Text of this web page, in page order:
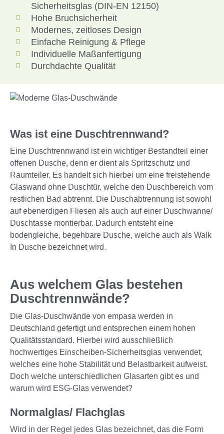
Sicherheitsglas (DIN-EN 12150)
Hohe Bruchsicherheit
Modernes, zeitloses Design
Einfache Reinigung & Pflege
Individuelle Maßanfertigung
Durchdachte Qualität
Was ist eine Duschtrennwand?
Eine Duschtrennwand ist ein wichtiger Bestandteil einer
offenen Dusche, denn er dient als Spritzschutz und
Raumteiler. Es handelt sich hierbei um eine freistehende
Glaswand ohne Duschtür, welche den Duschbereich vom
restlichen Bad abtrennt. Die Duschabtrennung ist sowohl
auf ebenerdigen Fliesen als auch auf einer Duschwanne/
Duschtasse montierbar. Dadurch entsteht eine
bodengleiche, begehbare Dusche, welche auch als Walk
In Dusche bezeichnet wird.
Aus welchem Glas bestehen
Duschtrennwände?
Die Glas-Duschwände von empasa werden in
Deutschland gefertigt und entsprechen einem hohen
Qualitätsstandard. Hierbei wird ausschließlich
hochwertiges Einscheiben-Sicherheitsglas verwendet,
welches eine hohe Stabilität und Belastbarkeit aufweist.
Doch welche unterschiedlichen Glasarten gibt es und
warum wird ESG-Glas verwendet?
Normalglas/ Flachglas
Wird in der Regel jedes Glas bezeichnet, das die Form